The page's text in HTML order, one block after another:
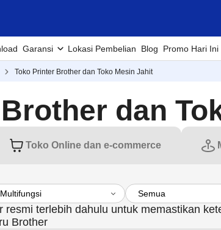
Garansi Lokasi Pembelian Blog Promo Hari Ini
Toko Printer Brother dan Toko Mesin Jahit
dan
Toko Online dan e-commerce
resmi terlebih dahulu untuk memastikan
Brother